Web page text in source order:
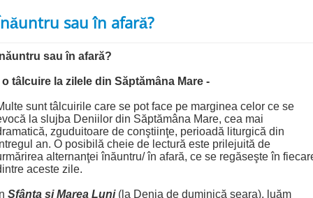
sau în afară?
sau în afară?
o tâlcuire la zilele din Săptămâna Mare -
sunt tâlcuirile care se pot face pe marginea celor ce se
la slujba Deniilor din Săptămâna Mare, cea mai
zguduitoare de conştiinţe, perioadă liturgică din
an. O posibilă cheie de lectură este prilejuită de
alternanţei înăuntru/ în afară, ce se regăseşte în
aceste zile.
Sfânta şi Marea Luni(la Denia de duminică seara), luăm